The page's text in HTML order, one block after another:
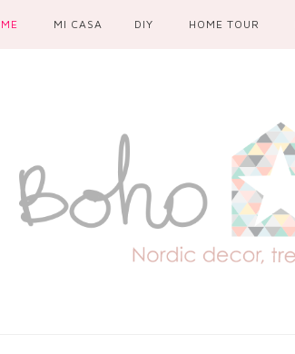
MI CASA DIY HOME TOUR